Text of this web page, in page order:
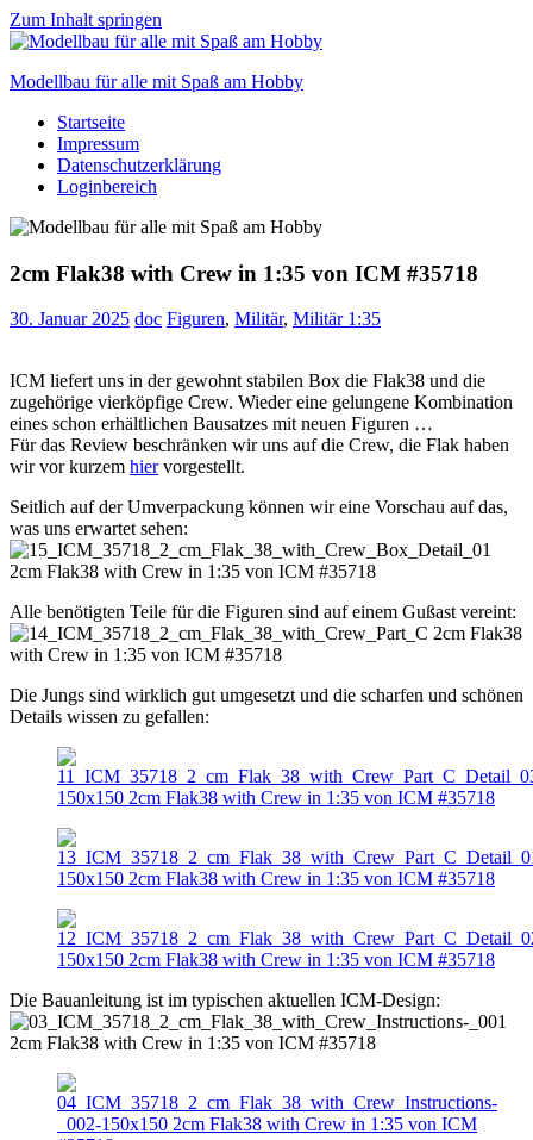
Zum Inhalt springen
Modellbau für alle mit Spaß am Hobby
Scale
modelling
to
Startseite
Impressum
Datenschutzerklärung
Loginbereich
2cm Flak38 with Crew in 1:35 von ICM #35718
30. Januar 2025 doc Figuren, Militär, Militär 1:35
ICM liefert uns in der gewohnt stabilen Box die Flak38 und die
zugehörige vierköpfige Crew. Wieder eine gelungene Kombination
eines schon erhältlichen Bausatzes mit neuen Figuren …
Für das Review beschränken wir uns auf die Crew, die Flak haben
wir vor kurzem hiervorgestellt.
Seitlich auf der Umverpackung können wir eine Vorschau auf das,
was uns erwartet sehen:
Alle benötigten Teile für die Figuren sind auf einem Gußast vereint:
Die Jungs sind wirklich gut umgesetzt und die scharfen und schönen
Details wissen zu gefallen:
Die Bauanleitung ist im typischen aktuellen ICM-Design: